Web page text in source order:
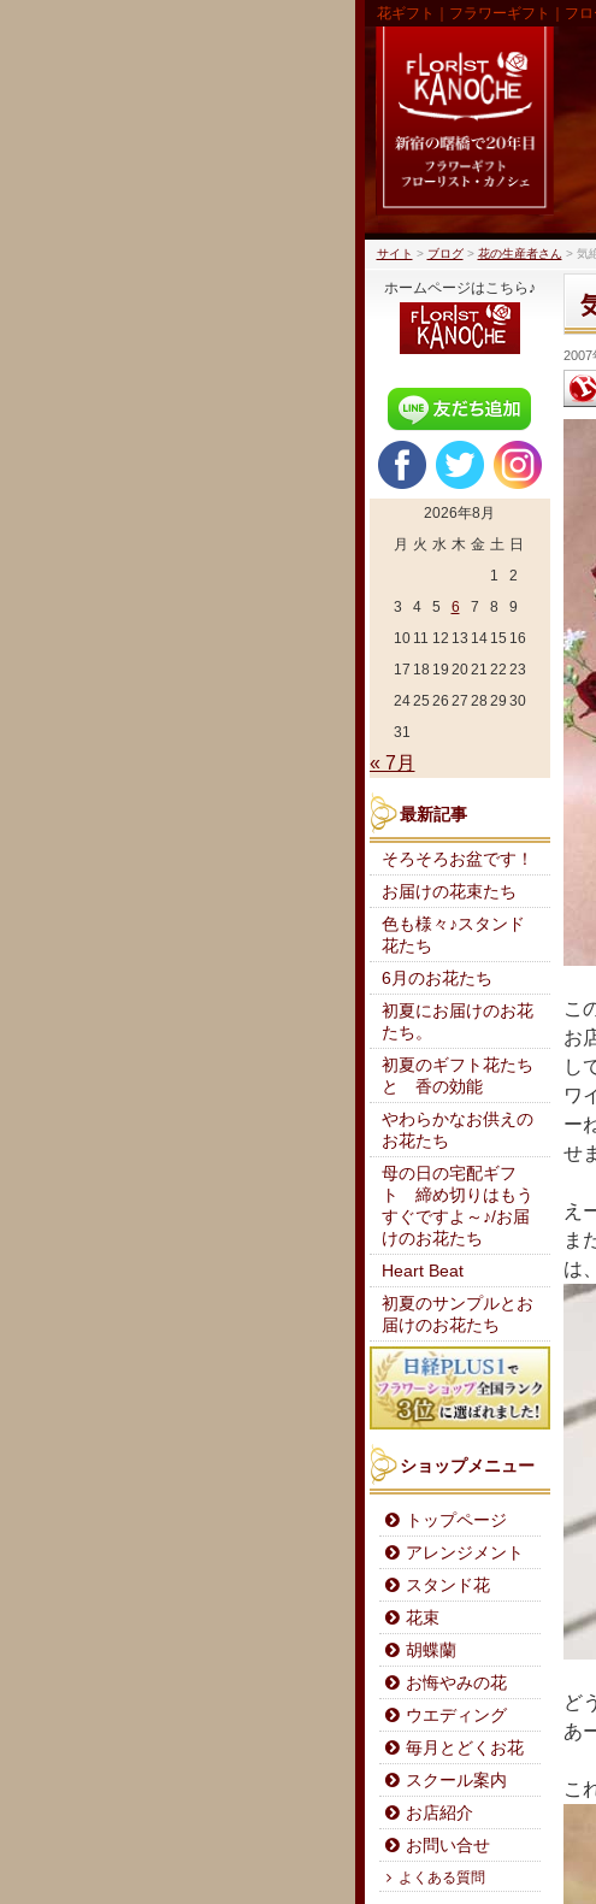
花ギフト｜フラワーギフト｜フ
サイト > ブログ> 花の生産者さん > 気
2007
こ
お
し
ワ
ー
せ
え
ま
は
ど
あ
こ
ホームページはこちら♪
2026年8月
月 火 水 木 金 土 日
1
2
3
4 5 6 7 8
9
10 11 12 13 14 15 16
17 18 19 2021 22 23
2425 26 27 28 29 30
31
« 7月
最新記事
そろそろお盆です！
お届けの花束たち
色も様々♪スタンド
花たち
6月のお花たち
初夏にお届けのお花
たち。
初夏のギフト花たち
と 香の効能
やわらかなお供えの
お花たち
母の日の宅配ギフ
ト 締め切りはもう
すぐですよ～♪/お届
けのお花たち
Heart Beat
初夏のサンプルとお
届けのお花たち
ショップメニュー
トップページ
アレンジメント
スタンド花
花束
胡蝶蘭
お悔やみの花
ウエディング
毎月とどくお花
スクール案内
お店紹介
お問い合せ
よくある質問